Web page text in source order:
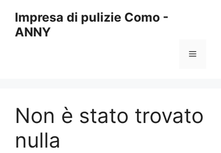
contenuto
Impresa di pulizie Como -
ANNY
Menu
Non è stato trovato
nulla